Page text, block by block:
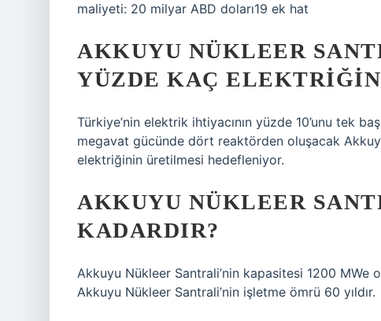
maliyeti: 20 milyar ABD doları19 ek hat
AKKUYU NÜKLEER
YÜZDE KAÇ
Türkiye’nin elektrik ihtiyacının yüzde 10’unu tek
megavat gücünde dört reaktörden oluşacak
elektriğinin üretilmesi hedefleniyor.
AKKUYU NÜKLEER
KADARDIR?
Akkuyu Nükleer Santrali’nin kapasitesi 1200 MWe
Akkuyu Nükleer Santrali’nin işletme ömrü 60 yıldır.